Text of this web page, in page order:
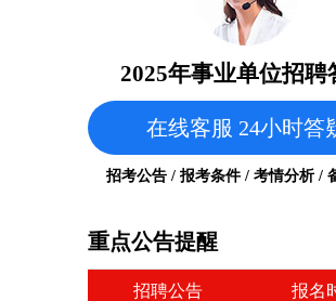
2025年事业单位招聘
在线客服 24小时答
招考公告 / 报考条件 / 考情分析 /
重点公告提醒
招聘公告 报名